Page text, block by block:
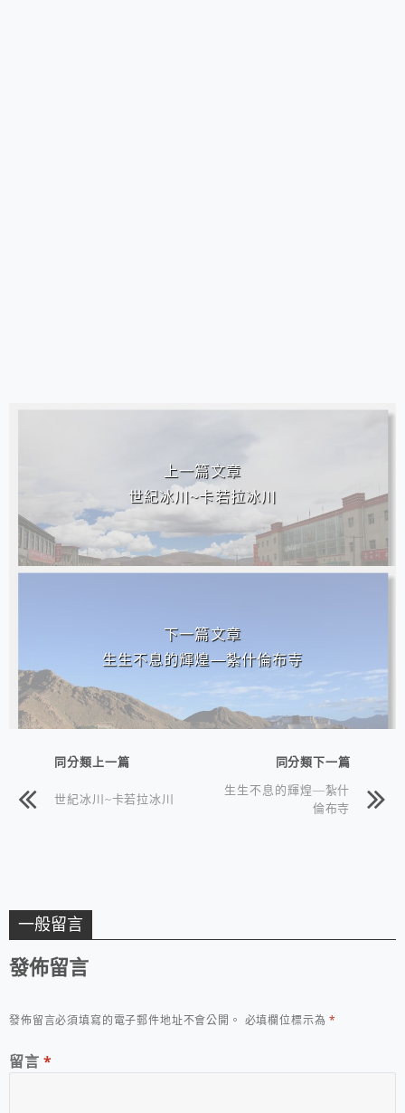
上一篇文章
世紀冰川~卡若拉冰川
下一篇文章
生生不息的輝煌—紮什倫布寺
同分類上一篇
世紀冰川~卡若拉冰川
同分類下一篇
生生不息的輝煌—紮什
倫布寺
一般留言
發佈留言
發佈留言必須填寫的電子郵件地址不會公開。 必填欄位標示為*
留言 *